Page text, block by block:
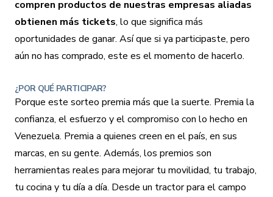
compren productos de nuestras empresas aliadas
obtienen más tickets, lo que significa más
oportunidades de ganar. Así que si ya participaste, pero
aún no has comprado, este es el momento de hacerlo.
¿POR QUÉ PARTICIPAR?
Porque este sorteo premia más que la suerte. Premia la
confianza, el esfuerzo y el compromiso con lo hecho en
Venezuela. Premia a quienes creen en el país, en sus
marcas, en su gente. Además, los premios son
herramientas reales para mejorar tu movilidad, tu trabajo,
tu cocina y tu día a día. Desde un tractor para el campo